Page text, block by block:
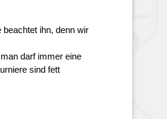
ihn, denn wir
darf immer eine
sind fett